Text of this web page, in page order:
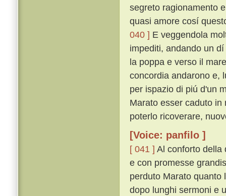
segreto ragionamento
quasi amore cosí
040 ] E veggendola
impediti, andando un
la poppa e verso il
concordia andarono e,
per ispazio di piú d'un
Marato esser caduto
poterlo ricoverare,
[Voice: panfilo ]
[ 041 ] Al conforto della
e con promesse
perduto Marato quanto
dopo lunghi sermoni e